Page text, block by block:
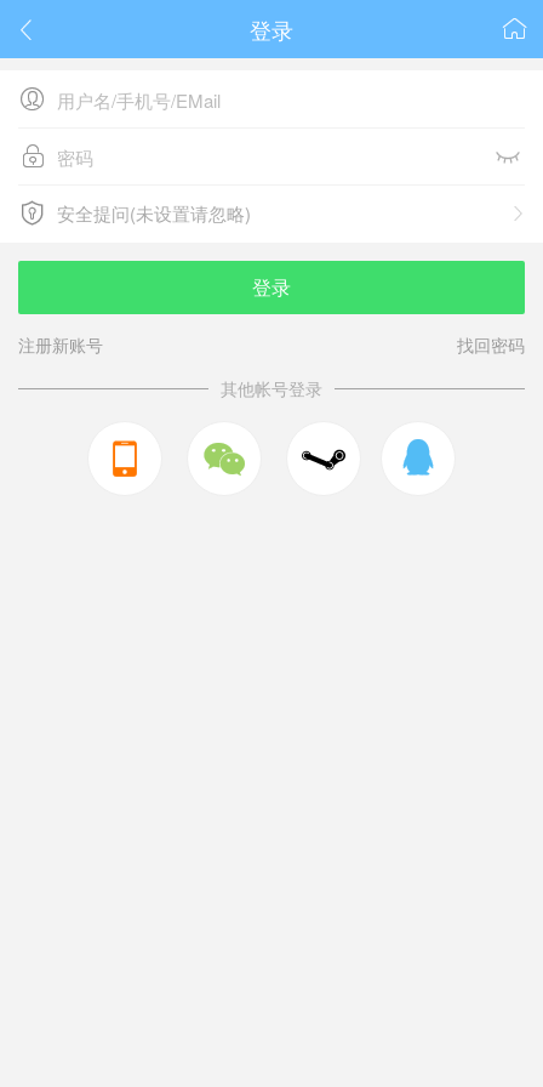
 
登录

 
 
安全提问(未设置请忽略)
安全提问(未设置请忽略)
登录
注册新账号
找回密码
其他帐号登录
  